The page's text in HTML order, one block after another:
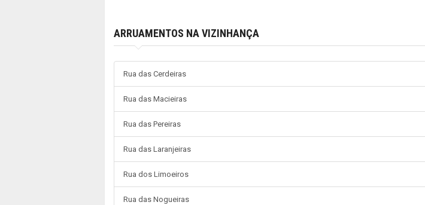
ARRUAMENTOS NA VIZINHANÇA
Rua das Cerdeiras
Rua das Macieiras
Rua das Pereiras
Rua das Laranjeiras
Rua dos Limoeiros
Rua das Nogueiras